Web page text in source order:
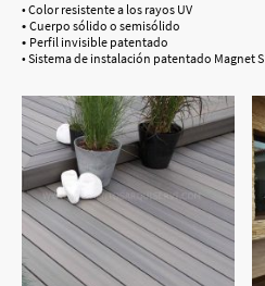
• Color resistente a los rayos UV
• Cuerpo sólido o semisólido
• Perfil invisible patentado
• Sistema de instalación patentado Magnet S